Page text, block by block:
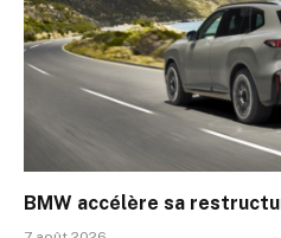
BMW accélère sa